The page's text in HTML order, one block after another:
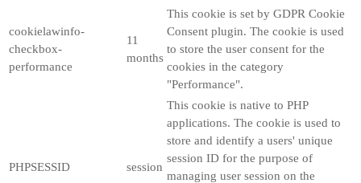
cookielawinfo-
checkbox-
performance
11
months
This cookie is set by GDPR Cookie
Consent plugin. The cookie is used
to store the user consent for the
cookies in the category
"Performance".
PHPSESSID session
This cookie is native to PHP
applications. The cookie is used to
store and identify a users' unique
session ID for the purpose of
managing user session on the